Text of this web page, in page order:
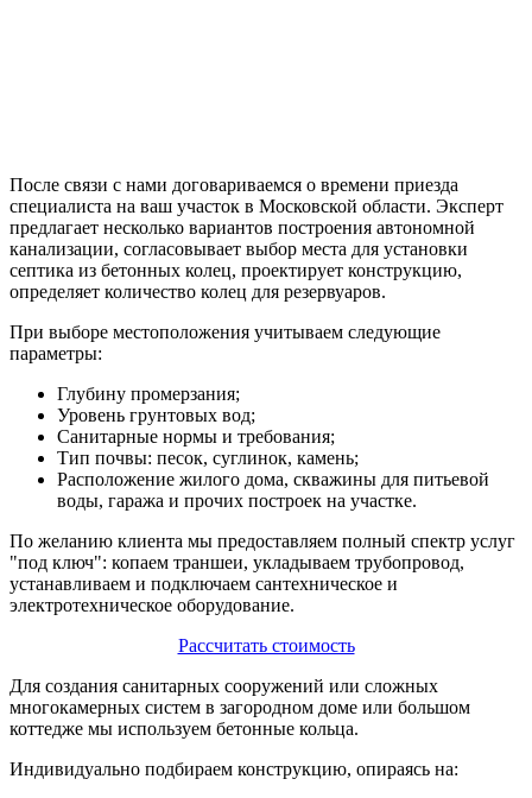
После связи с нами договариваемся о времени приезда
специалиста на ваш участок в Московской области. Эксперт
предлагает несколько вариантов построения автономной
канализации, согласовывает выбор места для установки
септика из бетонных колец, проектирует конструкцию,
определяет количество колец для резервуаров.
При выборе местоположения учитываем следующие
параметры:
Глубину промерзания;
Уровень грунтовых вод;
Санитарные нормы и требования;
Тип почвы: песок, суглинок, камень;
Расположение жилого дома, скважины для питьевой
воды, гаража и прочих построек на участке.
По желанию клиента мы предоставляем полный спектр услуг
"под ключ": копаем траншеи, укладываем трубопровод,
устанавливаем и подключаем сантехническое и
электротехническое оборудование.
Рассчитать стоимость
Для создания санитарных сооружений или сложных
многокамерных систем в загородном доме или большом
коттедже мы используем бетонные кольца.
Индивидуально подбираем конструкцию, опираясь на: